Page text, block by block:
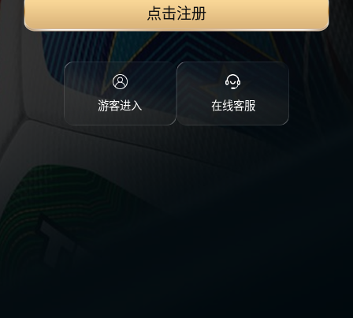
点击注册
游客进入 在线客服